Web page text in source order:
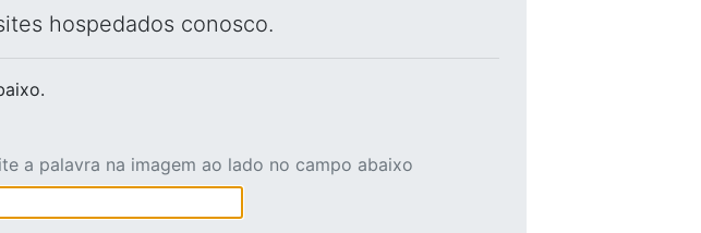
hospedados conosco.
a palavra na imagem ao lado no campo abaixo